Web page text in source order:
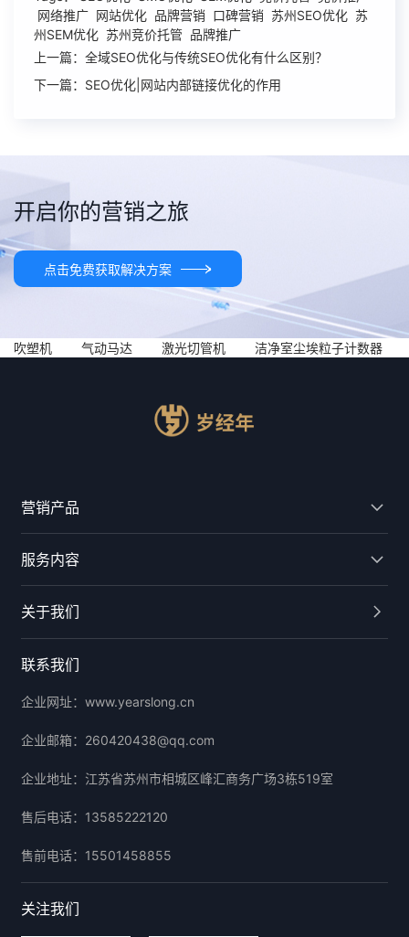
网络推广 网站优化 品牌营销 口碑营销 苏州SEO优化 苏
州SEM优化 苏州竞价托管 品牌推广
上一篇：全域SEO优化与传统SEO优化有什么区别？
下一篇：SEO优化|网站内部链接优化的作用
开启你的营销之旅
点击免费获取解决方案
吹塑机 气动马达 激光切管机 洁净室尘埃粒子计数器
营销产品
服务内容
关于我们
联系我们
企业网址： www.yearslong.cn
企业邮箱： 260420438@qq.com
企业地址： 江苏省苏州市相城区峰汇商务广场3栋519室
售后电话： 13585222120
售前电话： 15501458855
关注我们